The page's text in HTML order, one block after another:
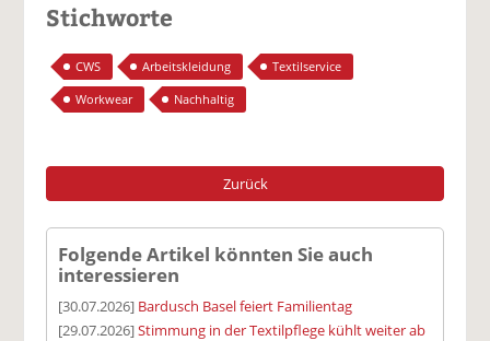
Stichworte
CWS Arbeitskleidung
Textilservice
Workwear
Nachhaltig
Zurück
Folgende Artikel könnten Sie auch
interessieren
[30.07.2026] Bardusch Basel feiert Familientag
[29.07.2026]Stimmung in der Textilpflege kühlt weiter ab